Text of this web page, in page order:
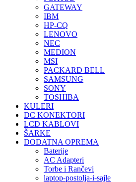
GATEWAY
IBM
HP-CQ
LENOVO
NEC
MEDION
MSI
PACKARD BELL
SAMSUNG
SONY
TOSHIBA
KULERI
DC KONEKTORI
LCD KABLOVI
ŠARKE
DODATNA OPREMA
Baterije
AC Adapteri
Torbe i Rančevi
laptop-postolja-i-sajle